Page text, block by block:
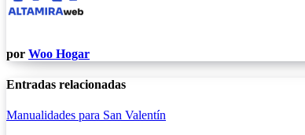
por Woo Hogar
Entradas relacionadas
Manualidades para San Valentín